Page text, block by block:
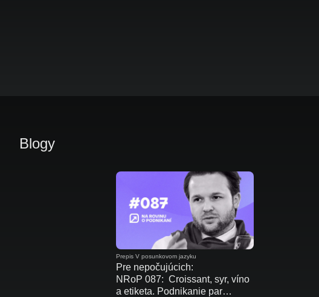
Blogy
Prepis V posunkovom jazyku
Pre nepočujúcich:
NRoP 087: Croissant, syr, víno
a etiketa. Podnikanie par